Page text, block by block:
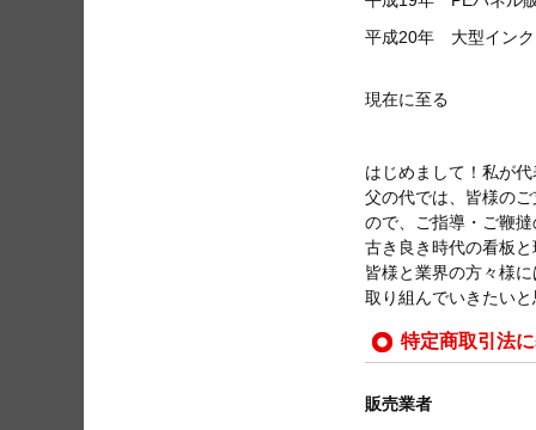
平成20年 大型インク
現在に至る
はじめまして！私が
父の代では、皆様の
ので、ご指導・ご鞭
古き良き時代の看板
皆様と業界の方々様
取り組んでいきたい
特定商取引法
販売業者